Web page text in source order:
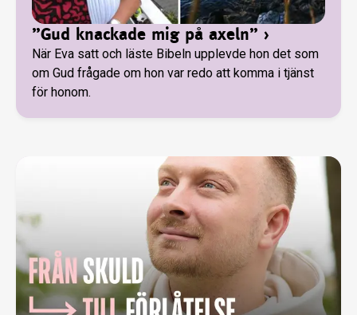
”Gud knackade mig på axeln” ›
När Eva satt och läste Bibeln upplevde hon det som
om Gud frågade om hon var redo att komma i tjänst
för honom.